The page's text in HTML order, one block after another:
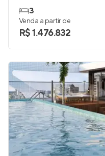
3
Venda a partir de
R$ 1.476.832